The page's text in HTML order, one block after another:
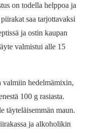
on todella helppoa ja
saa tarjottavaksi
ja ostin kaupan
valmistui alle 15
valmiin hedelmämixin,
100 g rasiasta.
täyteläisemmän maun.
ja alkoholikin